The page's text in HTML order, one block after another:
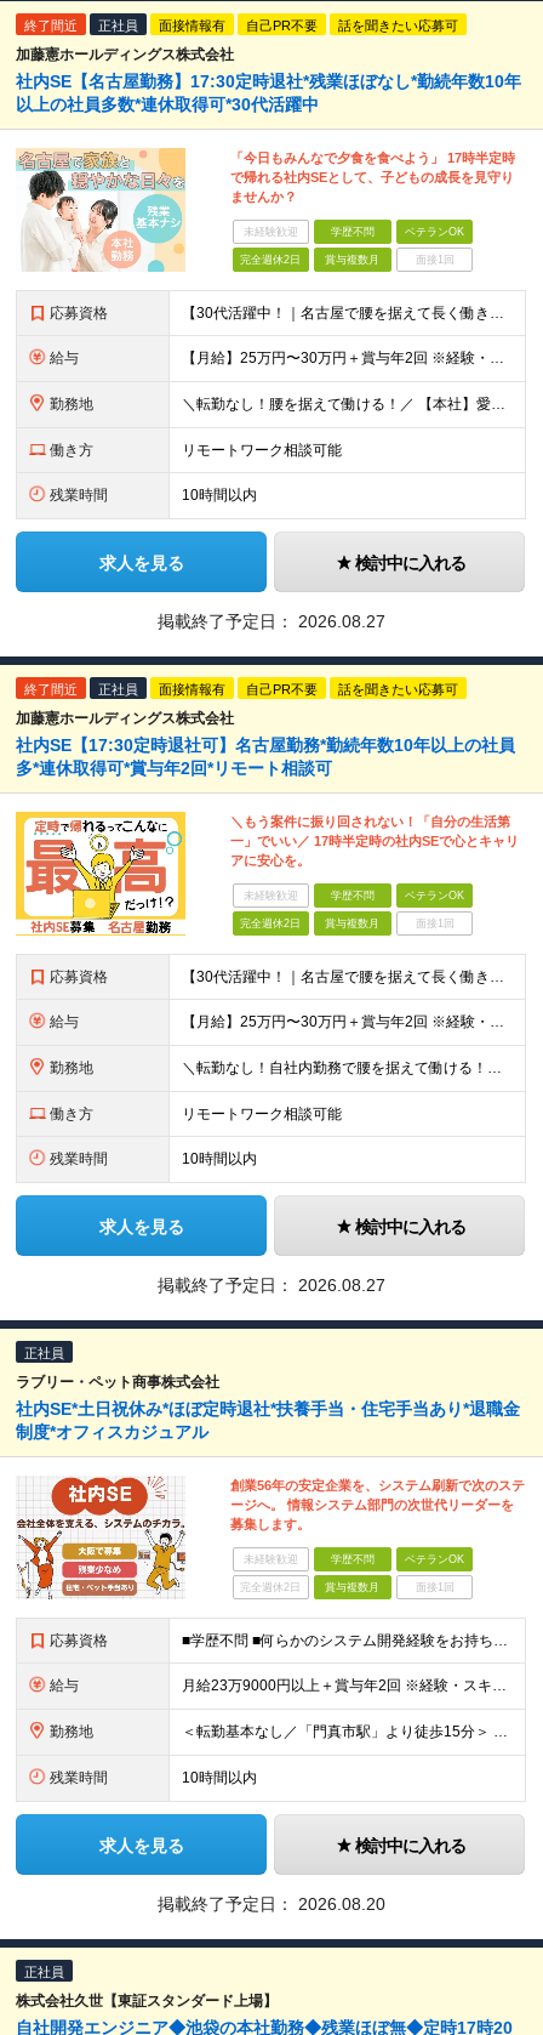
終了間近 正社員 面接情報有 自己PR不要 話を聞きたい応募可
加藤憲ホールディングス株式会社
社内SE【名古屋勤務】17:30定時退社*残業ほぼなし*勤続年数10年
以上の社員多数*連休取得可*30代活躍中
「今日もみんなで夕食を食べよう」 17時半定時
で帰れる社内SEとして、子どもの成長を見守り
ませんか？
未経験歓迎 学歴不問 ベテランOK
完全週休2日 賞与複数月 面接1回
応募資格 【30代活躍中！｜名古屋で腰を据えて長く働きたい方大歓迎◎】 ●学歴不問 ●システム設計・開発、または運用・保守の実務経験（年数不問） ★求める人物像★ ・AccessやVBAなどを用いたシステム開
給与 【月給】25万円〜30万円＋賞与年2回 ※経験・年齢・能力などを考慮の上、当社規定により決定いたします。 ※残業代は実態労働時間に合わせ1分単位で支給します。 ※試用期間6ヶ月あり。期間中の給与・待遇
勤務地 ＼転勤なし！腰を据えて働ける！／ 【本社】愛知県名古屋市中区上前津1丁目4番10号 加藤憲ビル (変更の範囲)上記を除く当社関連勤務地はありません
働き方 リモートワーク相談可能
残業時間 10時間以内
求人を見る 検討中に入れる
掲載終了予定日： 2026.08.27
終了間近 正社員 面接情報有 自己PR不要 話を聞きたい応募可
加藤憲ホールディングス株式会社
社内SE【17:30定時退社可】名古屋勤務*勤続年数10年以上の社員
多*連休取得可*賞与年2回*リモート相談可
＼もう案件に振り回されない！「自分の生活第
一」でいい／ 17時半定時の社内SEで心とキャリ
アに安心を。
未経験歓迎 学歴不問 ベテランOK
完全週休2日 賞与複数月 面接1回
応募資格 【30代活躍中！｜名古屋で腰を据えて長く働きたい方大歓迎◎】 ●学歴不問 ●システム設計・開発、または運用・保守の実務経験（年数不問） ★求める人物像★ ・AccessやVBAなどを用いたシステム開
給与 【月給】25万円〜30万円＋賞与年2回 ※経験・年齢・能力などを考慮の上、当社規定により決定いたします。 ※残業代は実態労働時間に合わせ1分単位で支給します。 ※試用期間6ヶ月あり。期間中の給与・待遇
勤務地 ＼転勤なし！自社内勤務で腰を据えて働ける！／ 【本社】愛知県名古屋市中区上前津1丁目4番10号 加藤憲ビル (変更の範囲)上記を除く当社関連勤務地はありません。
働き方 リモートワーク相談可能
残業時間 10時間以内
求人を見る 検討中に入れる
掲載終了予定日： 2026.08.27
正社員
ラブリー・ペット商事株式会社
社内SE*土日祝休み*ほぼ定時退社*扶養手当・住宅手当あり*退職金
制度*オフィスカジュアル
創業56年の安定企業を、システム刷新で次のステ
ージへ。 情報システム部門の次世代リーダーを
募集します。
未経験歓迎 学歴不問 ベテランOK
完全週休2日 賞与複数月 面接1回
応募資格 ■学歴不問 ■何らかのシステム開発経験をお持ちの方 └年数・言語・環境不問 【活かせる経験】 ◎卸売業やメーカーにおける物流システムの企画・導入・運用経験 ◎BIツールの企画・導入・構築経験 ◎デー
給与 月給23万9000円以上＋賞与年2回 ※経験・スキルを最大限考慮のうえ、当社規定により優遇します。 ＼経験・スキルに応じたポジションでお迎えします／ 経験豊富な方には、前職給与やご希望も考慮した
勤務地 ＜転勤基本なし／「門真市駅」より徒歩15分＞ ■大阪本社 大阪府門真市松生町6-20 ※場合により転勤の可能性がございます。
残業時間 10時間以内
求人を見る 検討中に入れる
掲載終了予定日： 2026.08.20
正社員
株式会社久世【東証スタンダード上場】
自社開発エンジニア◆池袋の本社勤務◆残業ほぼ無◆定時17時20